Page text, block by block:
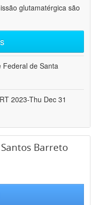
glutamatérgica são
Federal de Santa
2023-Thu Dec 31
Barreto